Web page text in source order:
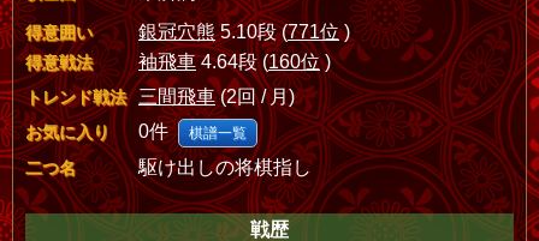
得意囲い 銀冠穴熊5.10段 (771位)
得意戦法 袖飛車4.64段 (160位)
トレンド戦法 三間飛車(2回 / 月)
お気に入り 0件 棋譜一覧
二つ名 駆け出しの将棋指し
戦歴